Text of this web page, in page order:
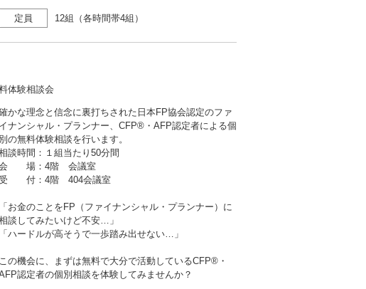
定員 12組（各時間帯4組）
体験相談会
かな理念と信念に裏打ちされた日本FP協会認定のファ
イナンシャル・プランナー、CFP®・AFP認定者による個
別の無料体験相談を行います。
談時間：１組当たり50分間
場：4階 会議室
付：4階 404会議室
「お金のことをFP（ファイナンシャル・プランナー）に
談してみたいけど不安…」
「ハードルが高そうで一歩踏み出せない…」
この機会に、まずは無料で大分で活動しているCFP®・
認定者の個別相談を体験してみませんか？